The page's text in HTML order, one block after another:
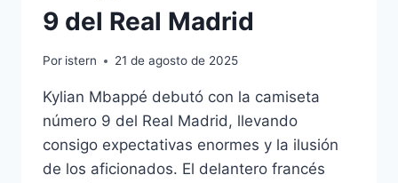
9 del Real Madrid
Por istern 21 de agosto de 2025
Kylian Mbappé debutó con la camiseta
número 9 del Real Madrid, llevando
consigo expectativas enormes y la ilusión
de los aficionados. El delantero francés